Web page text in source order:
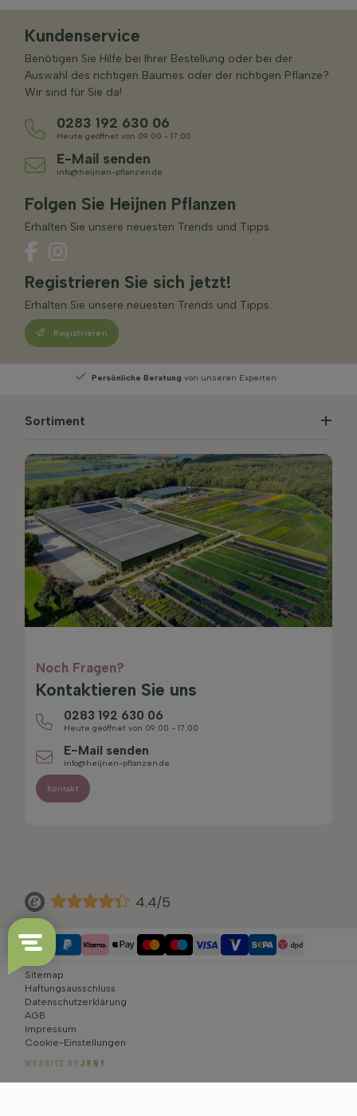
Kundenservice
Benötigen Sie Hilfe bei Ihrer Bestellung oder bei der
Auswahl des richtigen Baumes oder der richtigen Pflanze?
Wir sind für Sie da!
0283 192 630 06
Heute geöffnet von 09:00 - 17:00
E-Mail senden
info@heijnen-pflanzen.de
Folgen Sie Heijnen Pflanzen
Erhalten Sie unsere neuesten Trends und Tipps.
Registrieren Sie sich jetzt!
Erhalten Sie unsere neuesten Trends und Tipps.
Registrieren
WählenSie Ihre Lieferwoche
Sortiment
Noch Fragen?
Kontaktieren Sie uns
0283 192 630 06
Heute geöffnet von 09:00 - 17:00
E-Mail senden
info@heijnen-pflanzen.de
Kontakt
4.4/5
Sitemap
Haftungsausschluss
Datenschutzerklärung
AGB
Impressum
Cookie-Einstellungen